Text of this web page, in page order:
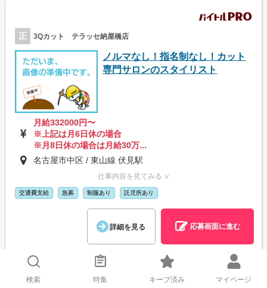
正 3Qカット テラッセ納屋橋店
ノルマなし！指名制なし！カット
専門サロンのスタイリスト
月給332000円〜
※上記は月6日休の場合
※月8日休の場合は月給30万...
名古屋市中区 / 東山線 伏見駅
仕事内容を見てみる ∨
交通費支給 急募 制服あり 託児所あり
詳細を見る 応募画面に進む
検索 特集 キープ済み マイページ